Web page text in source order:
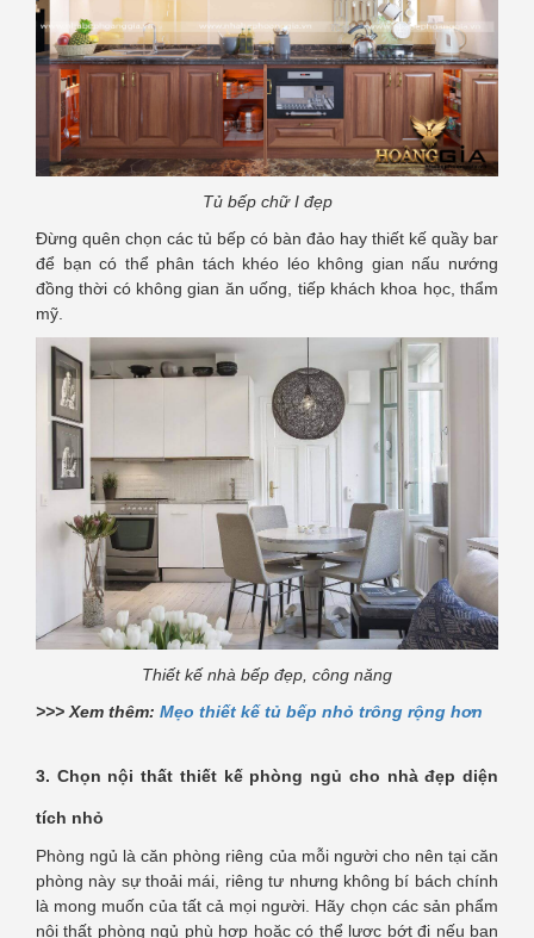
Tủ bếp chữ I đẹp
Đừng quên chọn các tủ bếp có bàn đảo hay thiết kế quầy bar
để bạn có thể phân tách khéo léo không gian nấu nướng
đồng thời có không gian ăn uống, tiếp khách khoa học, thẩm
mỹ.
Thiết kế nhà bếp đẹp, công năng
>>> Xem thêm: Mẹo thiết kế tủ bếp nhỏ trông rộng hơn
3. Chọn nội thất thiết kế phòng ngủ cho nhà đẹp diện
tích nhỏ
Phòng ngủ là căn phòng riêng của mỗi người cho nên tại căn
phòng này sự thoải mái, riêng tư nhưng không bí bách chính
là mong muốn của tất cả mọi người. Hãy chọn các sản phẩm
nội thất phòng ngủ phù hợp hoặc có thể lược bớt đi nếu bạn